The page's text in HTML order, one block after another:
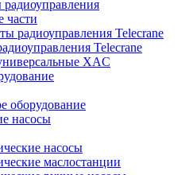
части
радиоуправления Telecrane
Telecrane
XAC
оборудование
насосы
насосы
маслостанции